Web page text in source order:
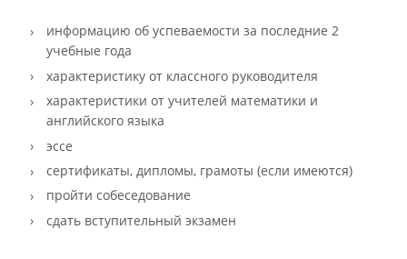
информацию об успеваемости за последние 2
учебные года
характеристику от классного руководителя
характеристики от учителей математики и
английского языка
эссе
сертификаты, дипломы, грамоты (если имеются)
пройти собеседование
сдать вступительный экзамен